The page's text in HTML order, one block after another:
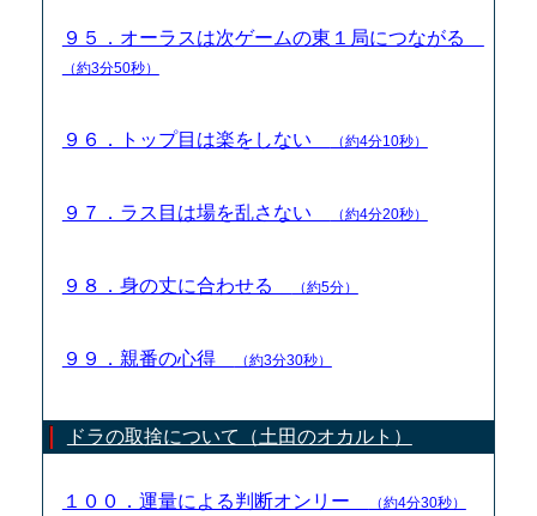
９５．オーラスは次ゲームの東１局につながる
（約3分50秒）
９６．トップ目は楽をしない （約4分10秒）
９７．ラス目は場を乱さない （約4分20秒）
９８．身の丈に合わせる （約5分）
９９．親番の心得 （約3分30秒）
ドラの取捨について（土田のオカルト）
１００．運量による判断オンリー （約4分30秒）